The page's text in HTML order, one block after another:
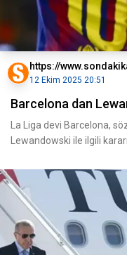
https://
12 Ekim 2025 20:51
Barcelona dan
La Liga devi Barcelona,
Lewandowski ile ilgili